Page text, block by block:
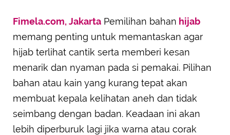
Fimela.com, Jakarta Pemilihan bahan hijab
memang penting untuk memantaskan agar
hijab terlihat cantik serta memberi kesan
menarik dan nyaman pada si pemakai. Pilihan
bahan atau kain yang kurang tepat akan
membuat kepala kelihatan aneh dan tidak
seimbang dengan badan. Keadaan ini akan
lebih diperburuk lagi jika warna atau corak